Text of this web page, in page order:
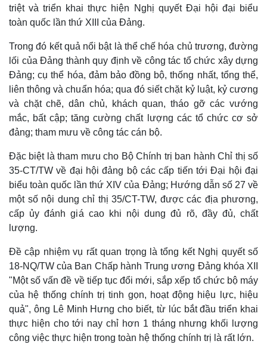
Kinh tế
Bất động sản
Thị trường
Tỷ giá
Chứng khoán
Giá cà phê
triệt và triển khai thực hiện Nghị quyết Đại hội đại biểu
toàn quốc lần thứ XIII của Đảng.
Trong đó kết quả nổi bật là thể chế hóa chủ trương, đường
lối của Đảng thành quy định về công tác tổ chức xây dựng
Đảng; cụ thể hóa, đảm bảo đồng bộ, thống nhất, tổng thể,
liên thông và chuẩn hóa; qua đó siết chặt kỷ luật, kỷ cương
và chặt chẽ, dân chủ, khách quan, tháo gỡ các vướng
mắc, bất cập; tăng cường chất lượng các tổ chức cơ sở
đảng; tham mưu về công tác cán bộ.
Đặc biệt là tham mưu cho Bộ Chính trị ban hành Chỉ thị số
35-CT/TW về đại hội đảng bộ các cấp tiến tới Đại hội đại
biểu toàn quốc lần thứ XIV của Đảng; Hướng dẫn số 27 về
một số nội dung chỉ thị 35/CT-TW, được các địa phương,
cấp ủy đánh giá cao khi nội dung đủ rõ, đầy đủ, chất
lượng.
Đề cập nhiệm vụ rất quan trọng là tổng kết Nghị quyết số
18-NQ/TW của Ban Chấp hành Trung ương Đảng khóa XII
"Một số vấn đề về tiếp tục đổi mới, sắp xếp tổ chức bộ máy
của hệ thống chính trị tinh gọn, hoạt động hiệu lực, hiệu
quả", ông Lê Minh Hưng cho biết, từ lúc bắt đầu triển khai
thực hiện cho tới nay chỉ hơn 1 tháng nhưng khối lượng
công việc thực hiện trong toàn hệ thống chính trị là rất lớn.